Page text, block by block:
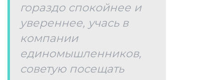
гораздо спокойнее и
увереннее, учась в
компании
единомышленников,
советую посещать